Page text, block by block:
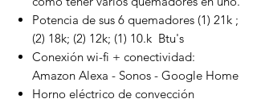
Potencia de sus 6 quemadores (1) 21k ;
(2) 18k; (2) 12k; (1) 10.k Btu's
Conexión wi-fi + conectividad:
Amazon Alexa - Sonos - Google Home
Horno eléctrico de convección